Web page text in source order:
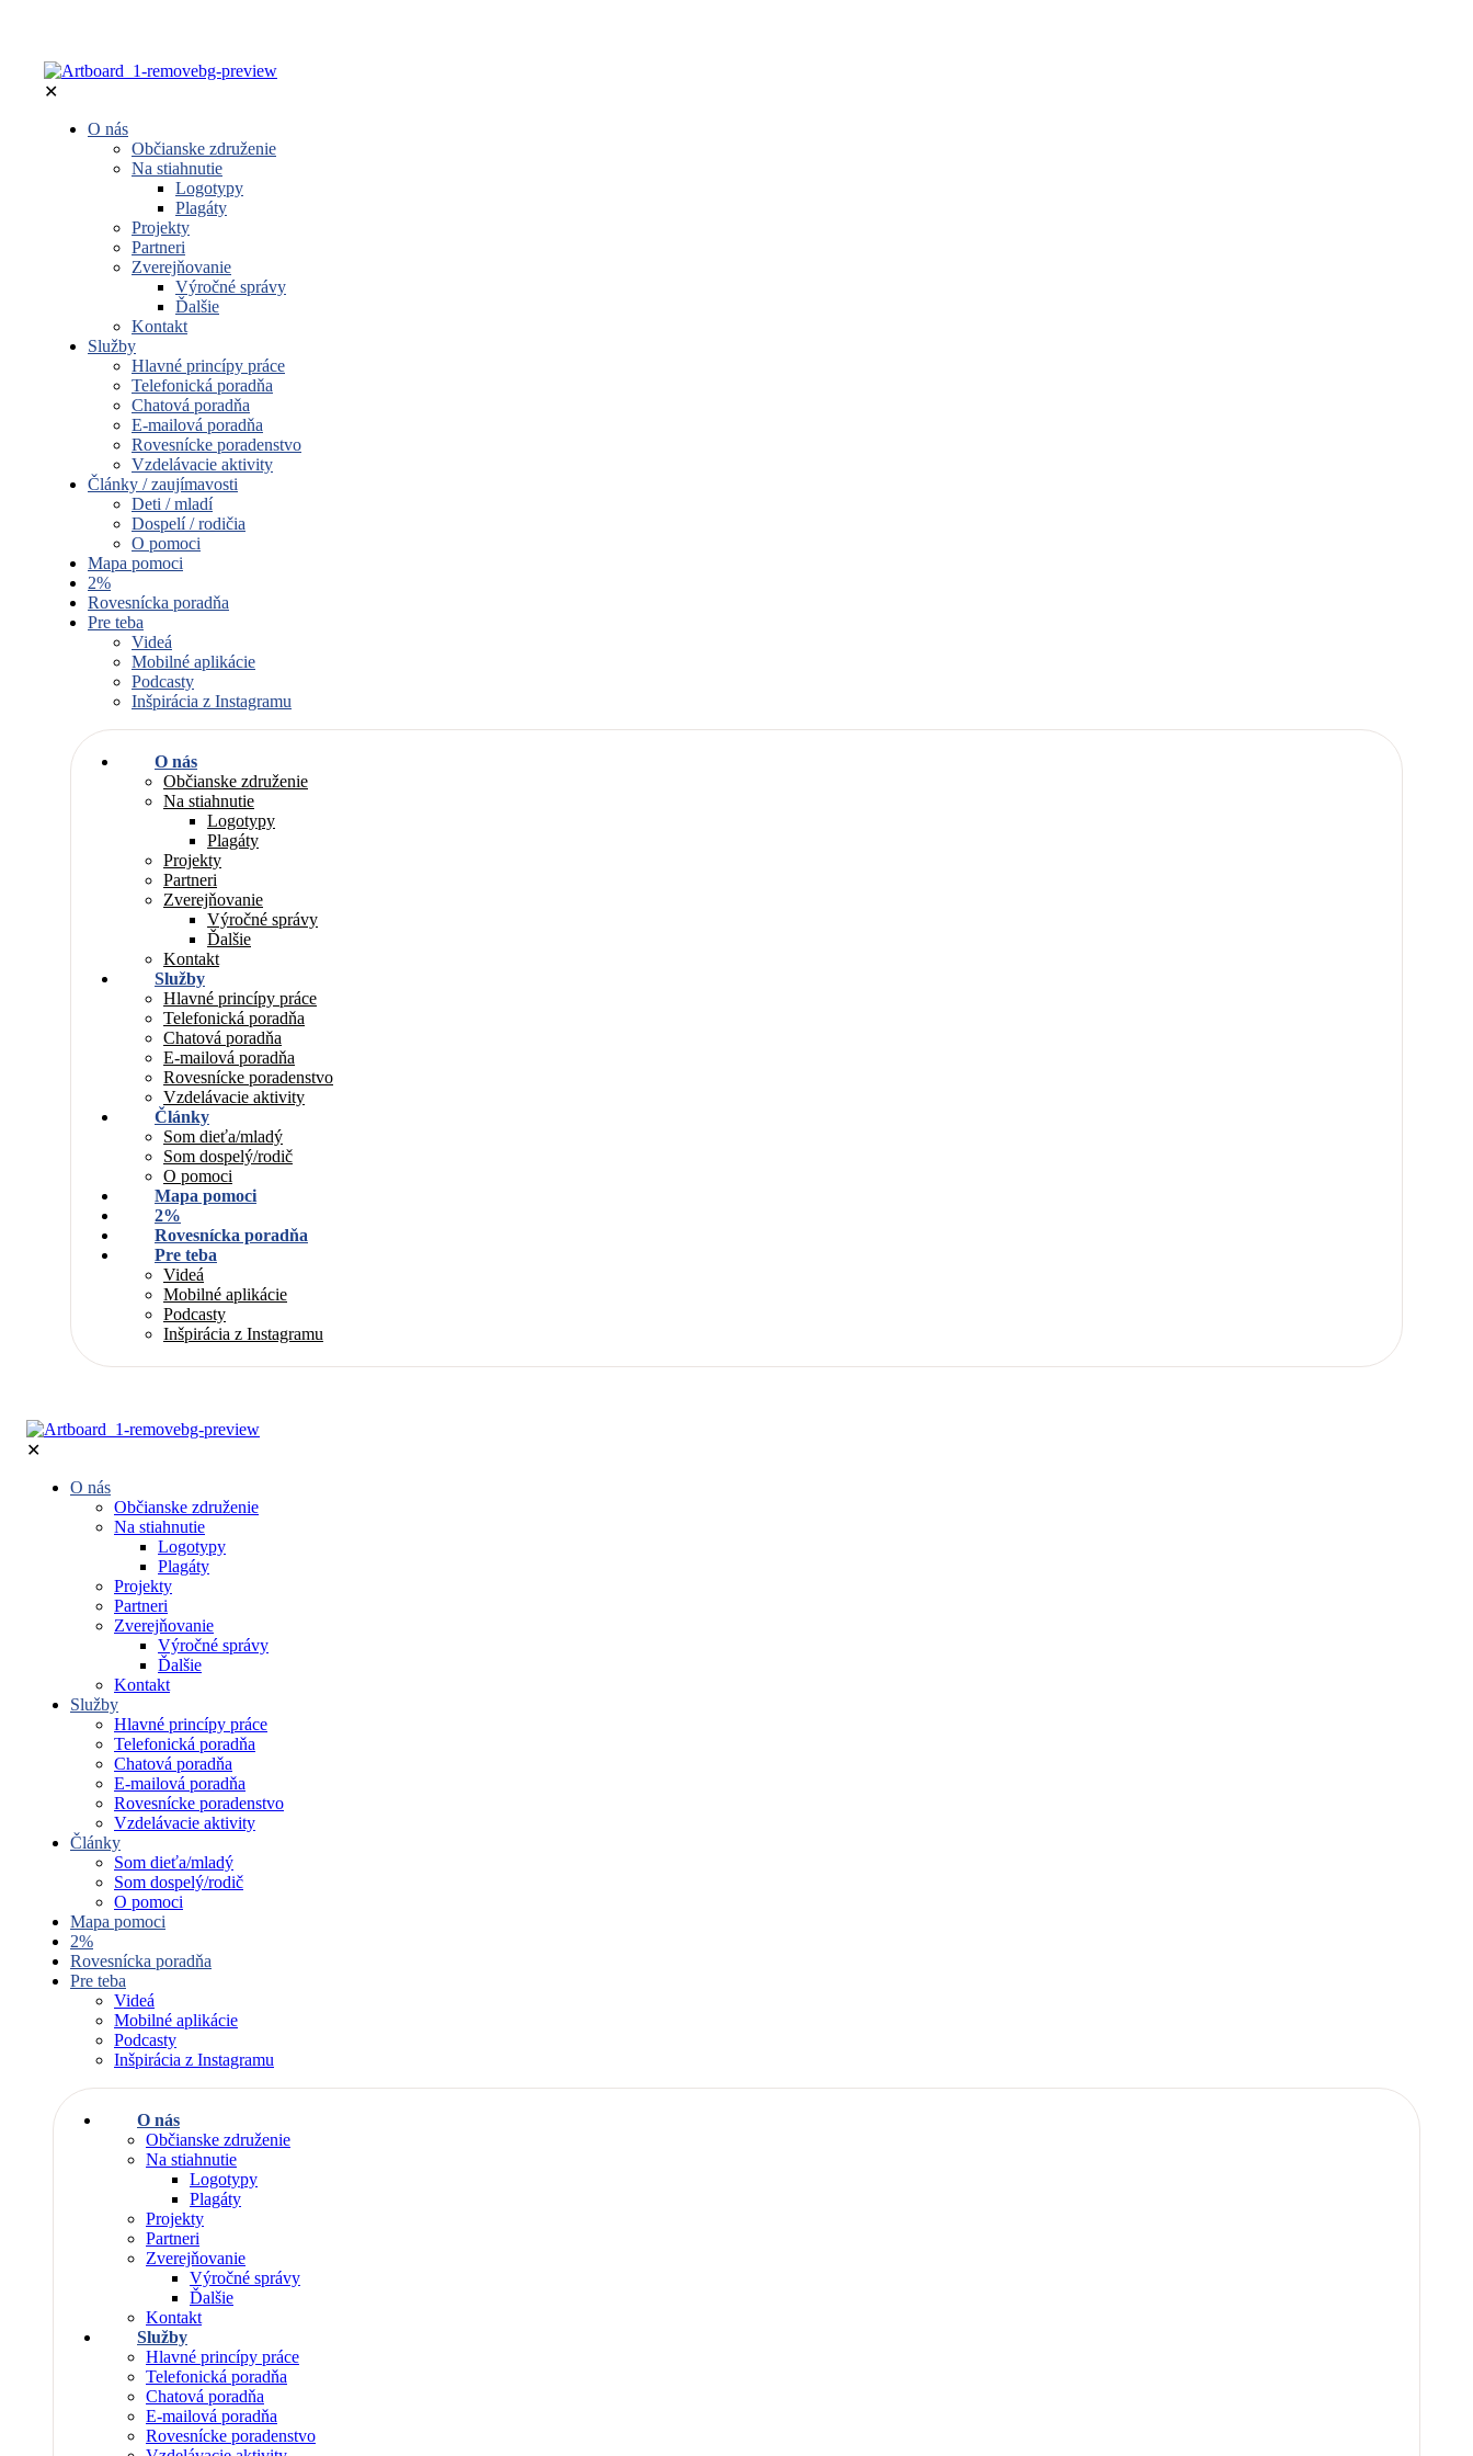
✕
O nás
Občianske združenie
Na stiahnutie
Logotypy
Plagáty
Projekty
Partneri
Zverejňovanie
Výročné správy
Ďalšie
Kontakt
Služby
Hlavné princípy práce
Telefonická poradňa
Chatová poradňa
E-mailová poradňa
Rovesnícke poradenstvo
Vzdelávacie aktivity
Články / zaujímavosti
Deti / mladí
Dospelí / rodičia
O pomoci
Mapa pomoci
2%
Rovesnícka poradňa
Pre teba
Videá
Mobilné aplikácie
Podcasty
Inšpirácia z Instagramu
O nás
Občianske združenie
Na stiahnutie
Logotypy
Plagáty
Projekty
Partneri
Zverejňovanie
Výročné správy
Ďalšie
Kontakt
Služby
Hlavné princípy práce
Telefonická poradňa
Chatová poradňa
E-mailová poradňa
Rovesnícke poradenstvo
Vzdelávacie aktivity
Články
Som dieťa/mladý
Som dospelý/rodič
O pomoci
Mapa pomoci
2%
Rovesnícka poradňa
Pre teba
Videá
Mobilné aplikácie
Podcasty
Inšpirácia z Instagramu
✕
O nás
Občianske združenie
Na stiahnutie
Logotypy
Plagáty
Projekty
Partneri
Zverejňovanie
Výročné správy
Ďalšie
Kontakt
Služby
Hlavné princípy práce
Telefonická poradňa
Chatová poradňa
E-mailová poradňa
Rovesnícke poradenstvo
Vzdelávacie aktivity
Články
Som dieťa/mladý
Som dospelý/rodič
O pomoci
Mapa pomoci
2%
Rovesnícka poradňa
Pre teba
Videá
Mobilné aplikácie
Podcasty
Inšpirácia z Instagramu
O nás
Občianske združenie
Na stiahnutie
Logotypy
Plagáty
Projekty
Partneri
Zverejňovanie
Výročné správy
Ďalšie
Kontakt
Služby
Hlavné princípy práce
Telefonická poradňa
Chatová poradňa
E-mailová poradňa
Rovesnícke poradenstvo